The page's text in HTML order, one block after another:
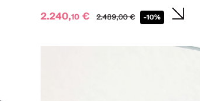
2.240,10 € 2.489,00€ -10%